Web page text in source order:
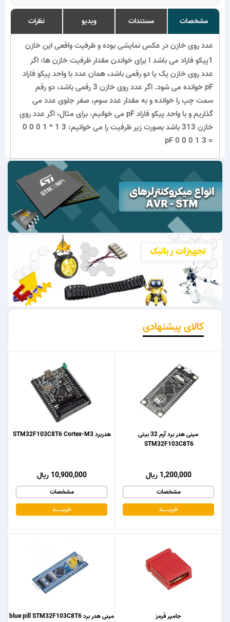
مشخصات مستندات ویدیو نظرات
عدد روی خازن در عکس نمایشی بوده و ظرفیت واقعی این خازن
1پیکو فاراد می باشد ! برای خواندن مقدار ظرفیت خازن ها: اگر
عدد روی خازن یک یا دو رقمی باشد، همان عدد با واحد پیکو فاراد
pF خوانده می شود. اگر عدد روی خازن 3 رقمی باشد، دو رقم
سمت چپ را خوانده و به مقدار عدد سوم، صفر جلوی عدد می
گذاریم و با واحد پیکو فاراد pF می خوانیم. برای مثال، اگر عدد روی
خازن 313 باشد بصورت زیر ظرفیت را می خوانیم: 3 1 * 1 0 0 0
= 3 1 0 0 0 pF
کالای پیشنهادی
هدربرد STM32F103C8T6 Cortex-M3
10,900,000 ریال
مشخصات
خریـــــــد
مینی هدر برد آرم 32 بیتی
STM32F103C8T6
1,200,000 ریال
مشخصات
خریـــــــد
مینی هدر برد blue pill STM32F103C8T6 جامپر قرمز